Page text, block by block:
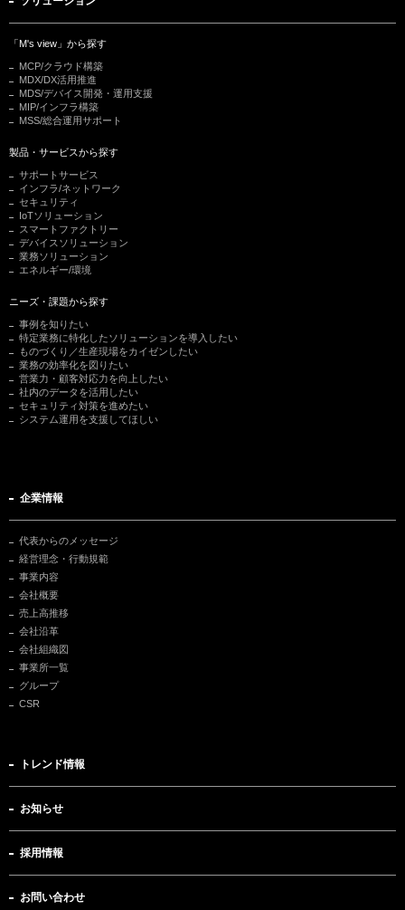
「M's view」から探す
MCP/クラウド構築
MDX/DX活用推進
MDS/デバイス開発・運用支援
MIP/インフラ構築
MSS/総合運用サポート
製品・サービスから探す
サポートサービス
インフラ/ネットワーク
セキュリティ
IoTソリューション
スマートファクトリー
デバイスソリューション
業務ソリューション
エネルギー/環境
ニーズ・課題から探す
事例を知りたい
特定業務に特化したソリューションを導入したい
ものづくり／生産現場をカイゼンしたい
業務の効率化を図りたい
営業力・顧客対応力を向上したい
社内のデータを活用したい
セキュリティ対策を進めたい
システム運用を支援してほしい
企業情報
代表からのメッセージ
経営理念・行動規範
事業内容
会社概要
売上高推移
会社沿革
会社組織図
事業所一覧
グループ
CSR
トレンド情報
お知らせ
採用情報
お問い合わせ